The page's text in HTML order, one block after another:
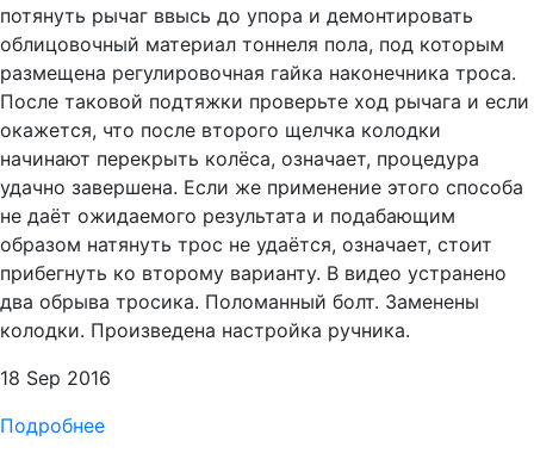
потянуть рычаг ввысь до упора и демонтировать
облицовочный материал тоннеля пола, под которым
размещена регулировочная гайка наконечника троса.
После таковой подтяжки проверьте ход рычага и если
окажется, что после второго щелчка колодки
начинают перекрыть колёса, означает, процедура
удачно завершена. Если же применение этого способа
не даёт ожидаемого результата и подабающим
образом натянуть трос не удаётся, означает, стоит
прибегнуть ко второму варианту. В видео устранено
два обрыва тросика. Поломанный болт. Заменены
колодки. Произведена настройка ручника.
18 Sep 2016
Подробнее